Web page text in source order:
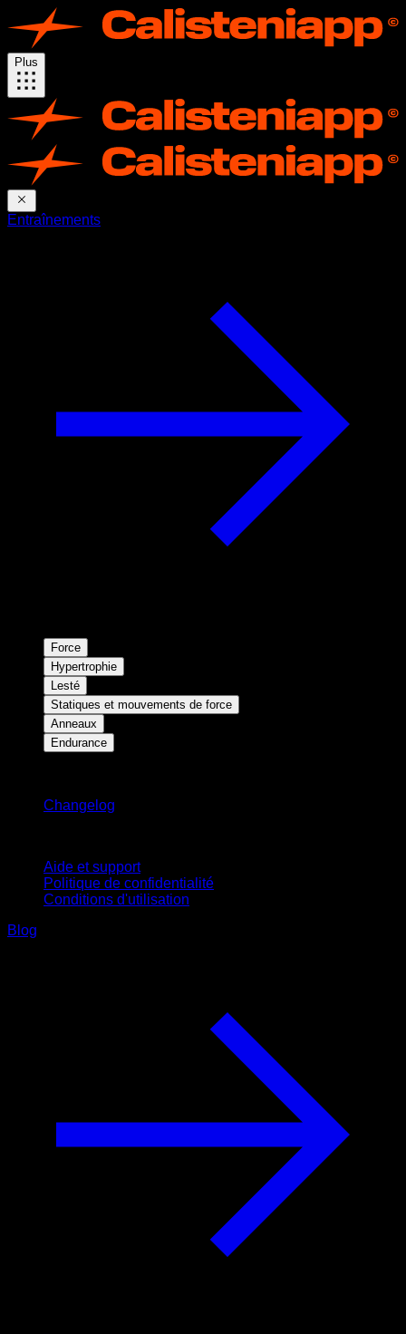
Plus
Entraînements
Force
Hypertrophie
Lesté
Statiques et mouvements de force
Anneaux
Endurance
Changelog
Aide et support
Politique de confidentialité
Conditions d'utilisation
Blog